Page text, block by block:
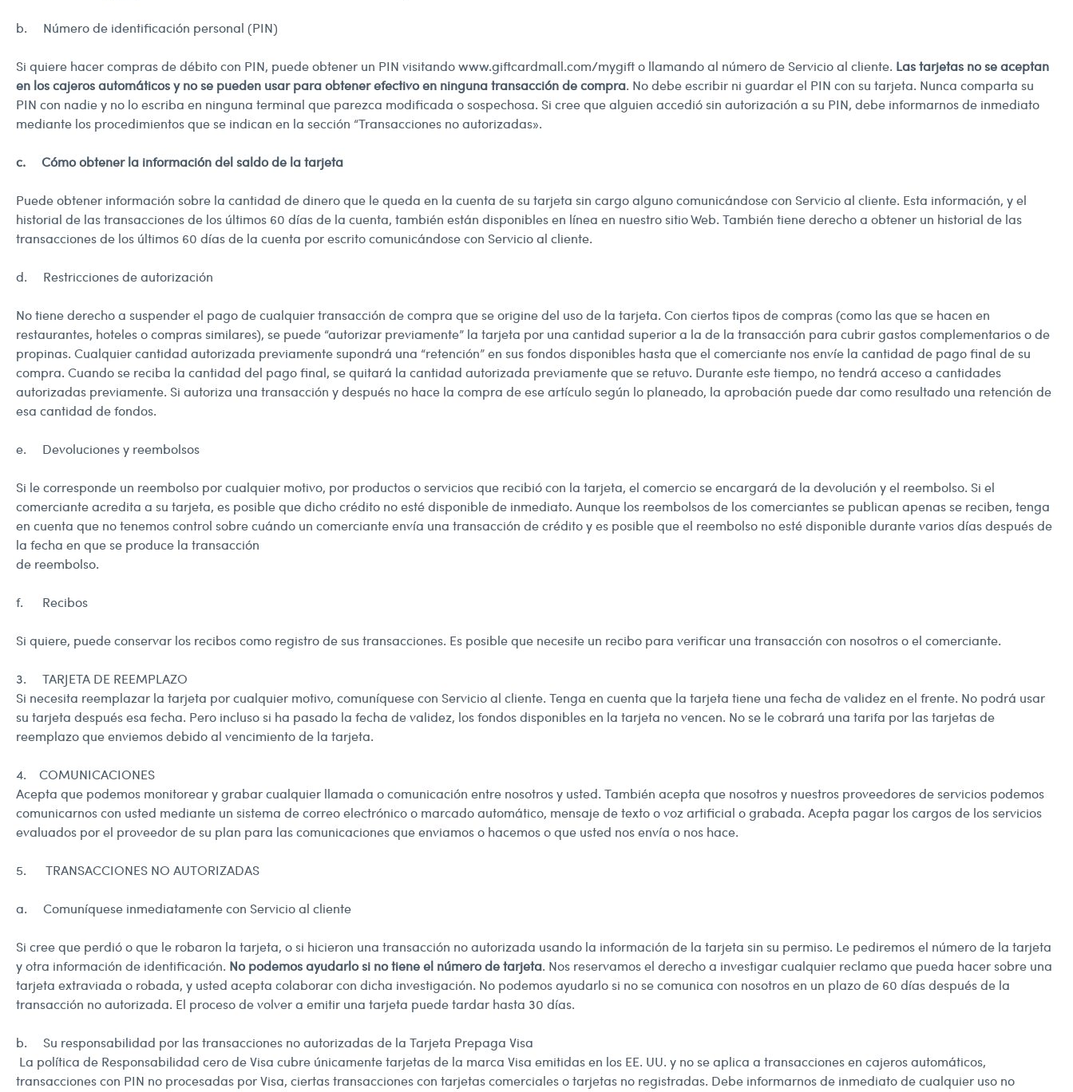
b. Número de identificación personal (PIN)
Si quiere hacer compras de débito con PIN, puede obtener un PIN visitandowww.giftcardmall.com/mygifto llamando al número de Servicio al cliente. Las tarjetas no se aceptan
en los cajeros automáticos y no se pueden usar para obtener efectivo en ninguna transacción de compra. No debe escribir ni guardar el PIN con su tarjeta. Nunca comparta su
PIN con nadie y no lo escriba en ninguna terminal que parezca modificada o sospechosa. Si cree que alguien accedió sin autorización a su PIN, debe informarnos de inmediato
mediante los procedimientos que se indican en la sección “Transacciones no autorizadas».
c. Cómo obtener la información del saldo de la tarjeta
Puede obtener información sobre la cantidad de dinero que le queda en la cuenta de su tarjeta sin cargo alguno comunicándose con Servicio al cliente. Esta información, y el
historial de las transacciones de los últimos 60 días de la cuenta, también están disponibles en línea en nuestro sitio Web. También tiene derecho a obtener un historial de las
transacciones de los últimos 60 días de la cuenta por escrito comunicándose con Servicio al cliente.
d. Restricciones de autorización
No tiene derecho a suspender el pago de cualquier transacción de compra que se origine del uso de la tarjeta. Con ciertos tipos de compras (como las que se hacen en
restaurantes, hoteles o compras similares), se puede “autorizar previamente” la tarjeta por una cantidad superior a la de la transacción para cubrir gastos complementarios o de
propinas. Cualquier cantidad autorizada previamente supondrá una “retención” en sus fondos disponibles hasta que el comerciante nos envíe la cantidad de pago final de su
compra. Cuando se reciba la cantidad del pago final, se quitará la cantidad autorizada previamente que se retuvo. Durante este tiempo, no tendrá acceso a cantidades
autorizadas previamente. Si autoriza una transacción y después no hace la compra de ese artículo según lo planeado, la aprobación puede dar como resultado una retención de
esa cantidad de fondos.
e. Devoluciones y reembolsos
Si le corresponde un reembolso por cualquier motivo, por productos o servicios que recibió con la tarjeta, el comercio se encargará de la devolución y el reembolso. Si el
comerciante acredita a su tarjeta, es posible que dicho crédito no esté disponible de inmediato. Aunque los reembolsos de los comerciantes se publican apenas se reciben, tenga
en cuenta que no tenemos control sobre cuándo un comerciante envía una transacción de crédito y es posible que el reembolso no esté disponible durante varios días después de
la fecha en que se produce la transacción
de reembolso.
f. Recibos
Si quiere, puede conservar los recibos como registro de sus transacciones. Es posible que necesite un recibo para verificar una transacción con nosotros o el comerciante.
3. TARJETA DE REEMPLAZO
Si necesita reemplazar la tarjeta por cualquier motivo, comuníquese con Servicio al cliente. Tenga en cuenta que la tarjeta tiene una fecha de validez en el frente. No podrá usar
su tarjeta después esa fecha. Pero incluso si ha pasado la fecha de validez, los fondos disponibles en la tarjeta no vencen. No se le cobrará una tarifa por las tarjetas de
reemplazo que enviemos debido al vencimiento de la tarjeta.
4. COMUNICACIONES
Acepta que podemos monitorear y grabar cualquier llamada o comunicación entre nosotros y usted. También acepta que nosotros y nuestros proveedores de servicios podemos
comunicarnos con usted mediante un sistema de correo electrónico o marcado automático, mensaje de texto o voz artificial o grabada. Acepta pagar los cargos de los servicios
evaluados por el proveedor de su plan para las comunicaciones que enviamos o hacemos o que usted nos envía o nos hace.
5. TRANSACCIONES NO AUTORIZADAS
a. Comuníquese inmediatamente con Servicio al cliente
Si cree que perdió o que le robaron la tarjeta, o si hicieron una transacción no autorizada usando la información de la tarjeta sin su permiso. Le pediremos el número de la tarjeta
y otra información de identificación. No podemos ayudarlo si no tiene el número de tarjeta. Nos reservamos el derecho a investigar cualquier reclamo que pueda hacer sobre una
tarjeta extraviada o robada, y usted acepta colaborar con dicha investigación. No podemos ayudarlo si no se comunica con nosotros en un plazo de 60 días después de la
transacción no autorizada. El proceso de volver a emitir una tarjeta puede tardar hasta 30 días.
b. Su responsabilidad por las transacciones no autorizadas de la Tarjeta Prepaga Visa
La política de Responsabilidad cero de Visa cubre únicamente tarjetas de la marca Visa emitidas en los EE. UU. y no se aplica a transacciones en cajeros automáticos,
transacciones con PIN no procesadas por Visa, ciertas transacciones con tarjetas comerciales o tarjetas no registradas. Debe informarnos de inmediato de cualquier uso no